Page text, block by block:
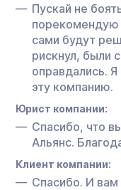
Пускай не
порекомендую
сами будут
рискнул, были
оправдались.
эту компанию.
Юрист компании:
Спасибо, что
Альянс.
Клиент компании:
Спасибо. И